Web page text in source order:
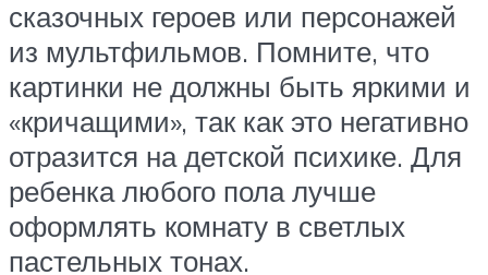
сказочных героев или персонажей
из мультфильмов. Помните, что
картинки не должны быть яркими и
«кричащими», так как это негативно
отразится на детской психике. Для
ребенка любого пола лучше
оформлять комнату в светлых
пастельных тонах.